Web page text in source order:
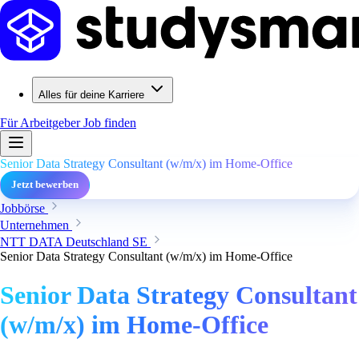
Alles für deine Karriere
Für ArbeitgeberJob finden
Senior Data Strategy Consultant (w/m/x) im Home-Office
Jetzt bewerben
Jobbörse
Unternehmen
NTT DATA Deutschland SE
Senior Data Strategy Consultant (w/m/x) im Home-Office
Senior Data Strategy Consultant
(w/m/x) im Home-Office